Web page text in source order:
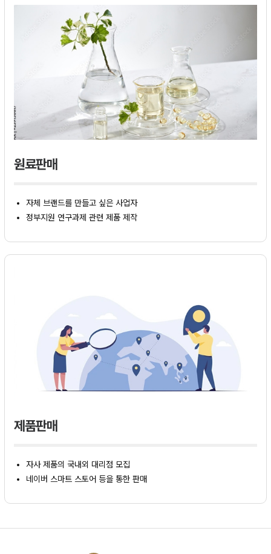
원료판매
자체 브랜드를 만들고 싶은 사업자
정부지원 연구과제 관련 제품 제작
제품판매
자사 제품의 국내외 대리점 모집
네이버 스마트 스토어 등을 통한 판매